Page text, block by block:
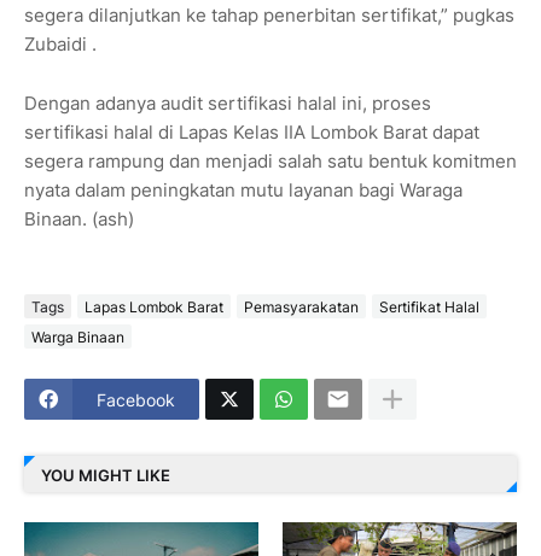
segera dilanjutkan ke tahap penerbitan sertifikat,” pugkas
Zubaidi .
Dengan adanya audit sertifikasi halal ini, proses
sertifikasi halal di Lapas Kelas IIA Lombok Barat dapat
segera rampung dan menjadi salah satu bentuk komitmen
nyata dalam peningkatan mutu layanan bagi Waraga
Binaan. (ash)
Tags Lapas Lombok Barat Pemasyarakatan
Sertifikat Halal
Warga Binaan
Facebook
YOU MIGHT LIKE